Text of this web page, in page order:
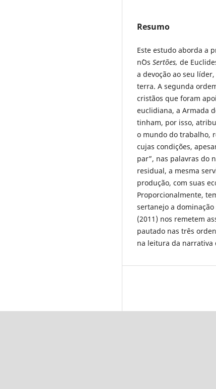
Resumo
Este estudo aborda a
n`Os Sertões, de
a devoção ao seu
terra. A segunda
cristãos que foram
euclidiana, a Armada
tinham, por isso,
o mundo do trabalho,
cujas condições,
par”, nas palavras do
residual, a mesma
produção, com suas
Proporcionalmente,
sertanejo a
(2011) nos remetem
pautado nas três
na leitura da narrativa